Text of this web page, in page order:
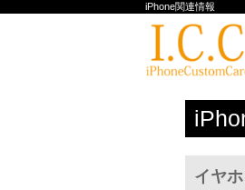
iPhone関連情報
イヤ